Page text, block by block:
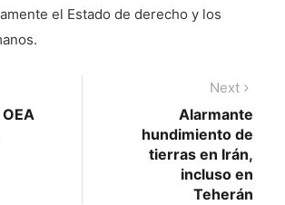
el Estado de derecho y los
Next
Alarmante
hundimiento de
tierras en Irán,
incluso en
Teherán